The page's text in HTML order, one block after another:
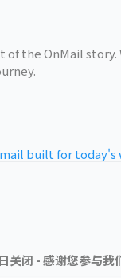
of the OnMail
built for today's
关闭 - 感谢您参与我